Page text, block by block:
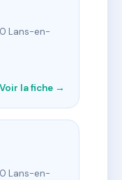
Lans-en-
Voir la fiche →
Lans-en-